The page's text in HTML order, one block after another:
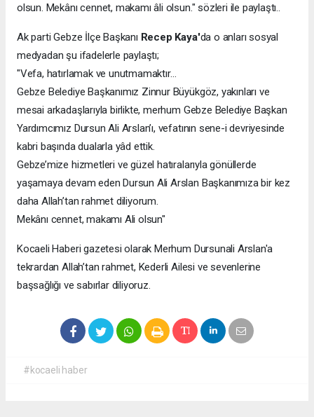
olsun. Mekânı cennet, makamı âli olsun." sözleri ile paylaştı..
Ak parti Gebze İlçe Başkanı Recep Kaya'da o anları sosyal
medyadan şu ifadelerle paylaştı;
"Vefa, hatırlamak ve unutmamaktır…
Gebze Belediye Başkanımız Zinnur Büyükgöz, yakınları ve
mesai arkadaşlarıyla birlikte, merhum Gebze Belediye Başkan
Yardımcımız Dursun Ali Arslan’ı, vefatının sene-i devriyesinde
kabri başında dualarla yâd ettik.
Gebze’mize hizmetleri ve güzel hatıralarıyla gönüllerde
yaşamaya devam eden Dursun Ali Arslan Başkanımıza bir kez
daha Allah’tan rahmet diliyorum.
Mekânı cennet, makamı Ali olsun"
Kocaeli Haberi gazetesi olarak Merhum Dursunali Arslan'a
tekrardan Allah’tan rahmet, Kederli Ailesi ve sevenlerine
başsağlığı ve sabırlar diliyoruz.
#kocaeli haber